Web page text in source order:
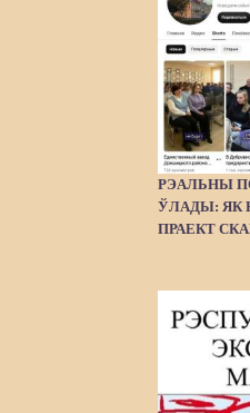
РЭАЛЬНЫ
ЎЛАДЫ: ЯК
ПРАЕКТ